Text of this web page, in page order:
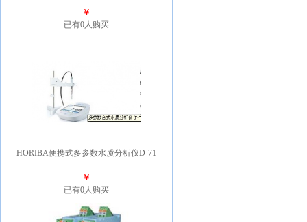
￥
已有0人购买
HORIBA便携式多参数水质分析仪D-71
￥
已有0人购买